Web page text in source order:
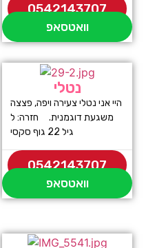
0542143707
וואטסאפ
נטלי
היי אני נטלי צעירה ויפה, פצצה
משגעת דוגמנית. חזרה: ל
גיל 22 גוף סקסי
0542143707
וואטסאפ